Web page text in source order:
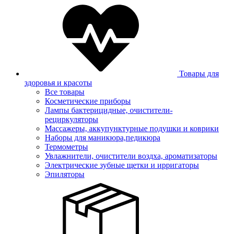
Товары для
здоровья и красоты
Все товары
Косметические приборы
Лампы бактерицидные, очистители-
рециркуляторы
Массажеры, аккупунктурные подушки и коврики
Наборы для маникюра,педикюра
Термометры
Увлажнители, очистители воздха, ароматизаторы
Электрические зубные щетки и ирригаторы
Эпиляторы